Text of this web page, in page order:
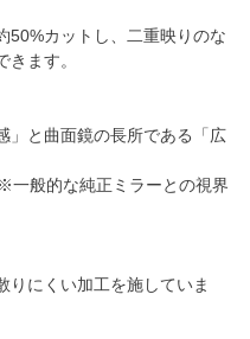
50%カットし、二重映りのな
ます。
」と曲面鏡の長所である「広
一般的な純正ミラーとの視界
りにくい加工を施していま